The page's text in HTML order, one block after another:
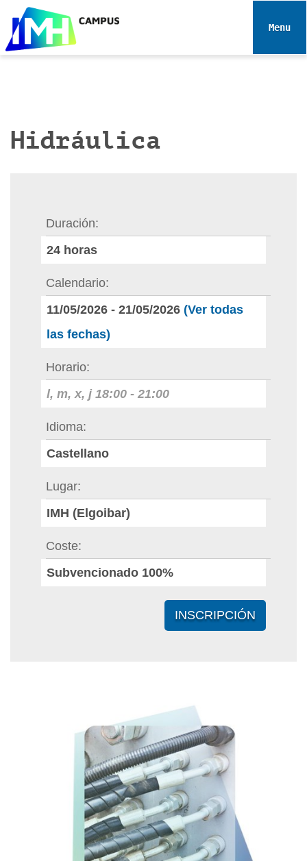
e
Toggle
Hidráulica
Duración
24 horas
Calendario
11/05/2026 - 21/05/2026 (Ver todas
las fechas)
Horario
l, m, x, j 18:00 - 21:00
Idioma
Castellano
Lugar
IMH (Elgoibar)
Coste
Subvencionado 100%
INSCRIPCIÓN